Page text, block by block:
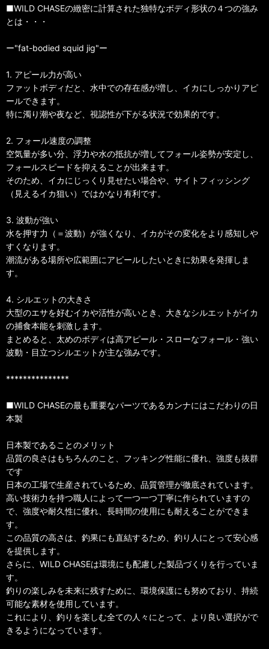
■WILD CHASEの緻密に計算された独特なボディ形状の４つの強み
とは・・・
ー"fat-bodied squid jig"ー
1. アピール力が高い
ファットボディだと、水中での存在感が増し、イカにしっかりアピ
ールできます。
特に濁り潮や夜など、視認性が下がる状況で効果的です。
2. フォール速度の調整
空気量が多い分、浮力や水の抵抗が増してフォール姿勢が安定し、
フォールスピードを抑えることが出来ます。
そのため、イカにじっくり見せたい場合や、サイトフィッシング
（見えるイカ狙い）ではかなり有利です。
3. 波動が強い
水を押す力（＝波動）が強くなり、イカがその変化をより感知しや
すくなります。
潮流がある場所や広範囲にアピールしたいときに効果を発揮しま
す。
4. シルエットの大きさ
大型のエサを好むイカや活性が高いとき、大きなシルエットがイカ
の捕食本能を刺激します。
まとめると、太めのボディは高アピール・スローなフォール・強い
波動・目立つシルエットが主な強みです。
***************
■WILD CHASEの最も重要なパーツであるカンナにはこだわりの日
本製
日本製であることのメリット
品質の良さはもちろんのこと、フッキング性能に優れ、強度も抜群
です
日本の工場で生産されているため、品質管理が徹底されています。
高い技術力を持つ職人によって一つ一つ丁寧に作られていますの
で、強度や耐久性に優れ、長時間の使用にも耐えることができま
す。
この品質の高さは、釣果にも直結するため、釣り人にとって安心感
を提供します。
さらに、WILD CHASEは環境にも配慮した製品づくりを行っていま
す。
釣りの楽しみを未来に残すために、環境保護にも努めており、持続
可能な素材を使用しています。
これにより、釣りを楽しむ全ての人々にとって、より良い選択がで
きるようになっています。